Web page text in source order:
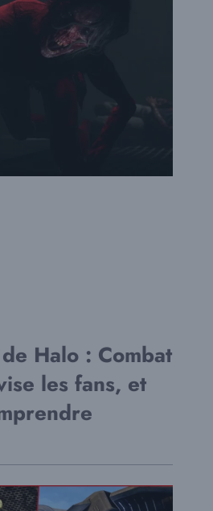
Halo : Combat
les fans, et